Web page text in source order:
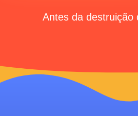
Antes da destruição